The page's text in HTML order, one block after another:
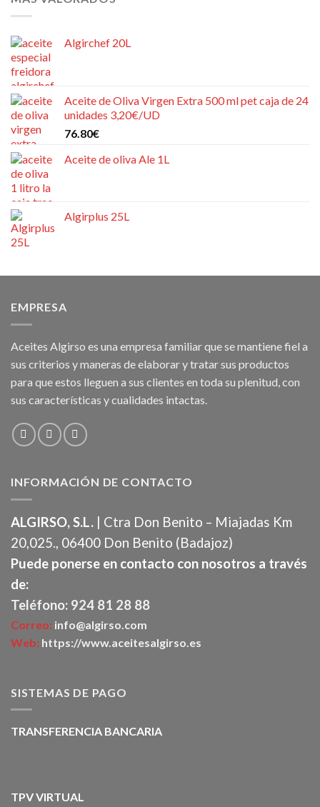
Algirchef 20L
Aceite de Oliva Virgen Extra 500 ml pet caja de 24
unidades 3,20€/UD
76.80€
Aceite de oliva Ale 1L
Algirplus 25L
EMPRESA
Aceites Algirso es una empresa familiar que se mantiene fiel a
sus criterios y maneras de elaborar y tratar sus productos
para que estos lleguen a sus clientes en toda su plenitud, con
sus características y cualidades intactas.
INFORMACIÓN DE CONTACTO
ALGIRSO, S.L. | Ctra Don Benito – Miajadas Km
20,025., 06400 Don Benito (Badajoz)
Puede ponerse en contacto con nosotros a través
de:
Teléfono: 924 81 28 88
Correo: info@algirso.com
Web: https://www.aceitesalgirso.es
SISTEMAS DE PAGO
TRANSFERENCIA BANCARIA
TPV VIRTUAL